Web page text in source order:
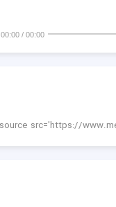
00:00
/
00:00